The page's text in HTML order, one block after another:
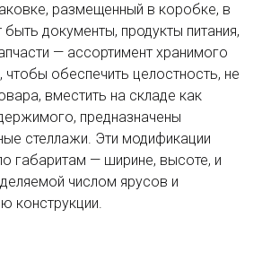
размещенный в коробке, в
документы, продукты питания,
— ассортимент хранимого
обеспечить целостность, не
вместить на складе как
предназначены
стеллажи. Эти модификации
габаритам — ширине, высоте, и
числом ярусов и
конструкции.